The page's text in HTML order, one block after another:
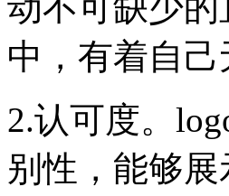
中，有着自
2.认可度。
别性，能够